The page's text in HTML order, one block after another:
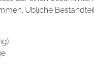
Übliche